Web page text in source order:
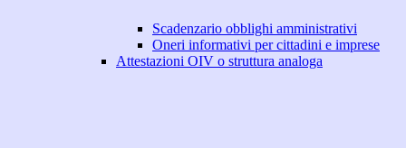
Scadenzario obblighi amministrativi
Oneri informativi per cittadini e imprese
Attestazioni OIV o struttura analoga